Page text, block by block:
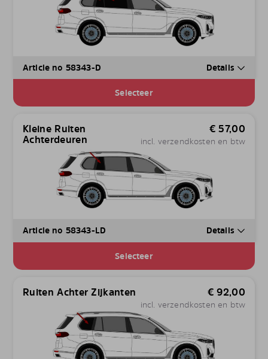
Article no 58343-D Details
Selecteer
Kleine Ruiten
Achterdeuren
€ 57,00
incl. verzendkosten en btw
Article no 58343-LD Details
Selecteer
Ruiten Achter Zijkanten € 92,00
incl. verzendkosten en btw